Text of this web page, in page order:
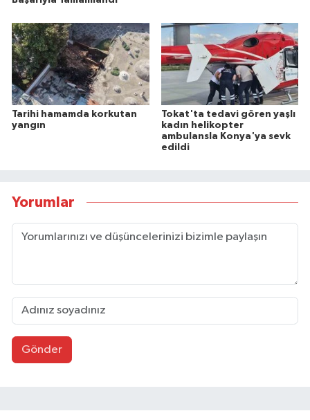
Tarihi hamamda korkutan
yangın
Tokat'ta tedavi gören yaşlı
kadın helikopter
ambulansla Konya'ya sevk
edildi
Yorumlar
Gönder